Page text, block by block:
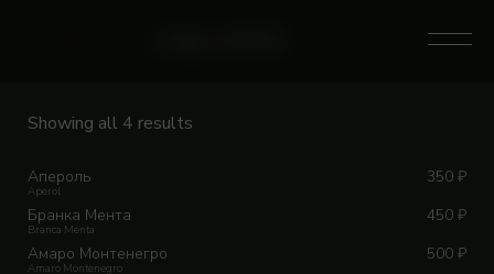
Showing all 4 results
Апероль 350 ₽
Aperol
Бранка Мента 450 ₽
Branca Menta
Амаро Монтенегро 500 ₽
Amaro Montenegro